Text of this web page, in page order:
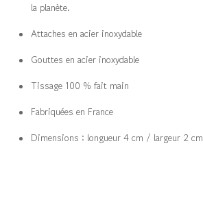
la planète.
Attaches en acier inoxydable
Gouttes en acier inoxydable
Tissage 100 % fait main
Fabriquées en France
Dimensions : longueur 4 cm / largeur 2 cm